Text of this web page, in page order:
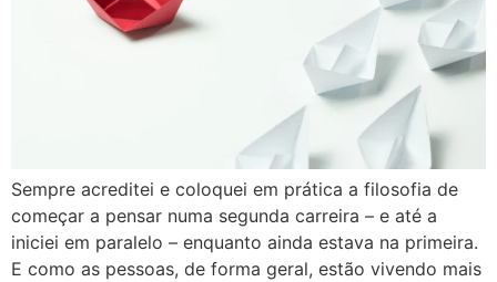
Sempre acreditei e coloquei em prática a filosofia de
começar a pensar numa segunda carreira – e até a
iniciei em paralelo – enquanto ainda estava na primeira.
E como as pessoas, de forma geral, estão vivendo mais